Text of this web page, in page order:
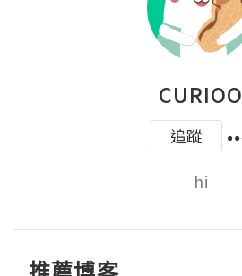
CURIOO
追蹤
hi